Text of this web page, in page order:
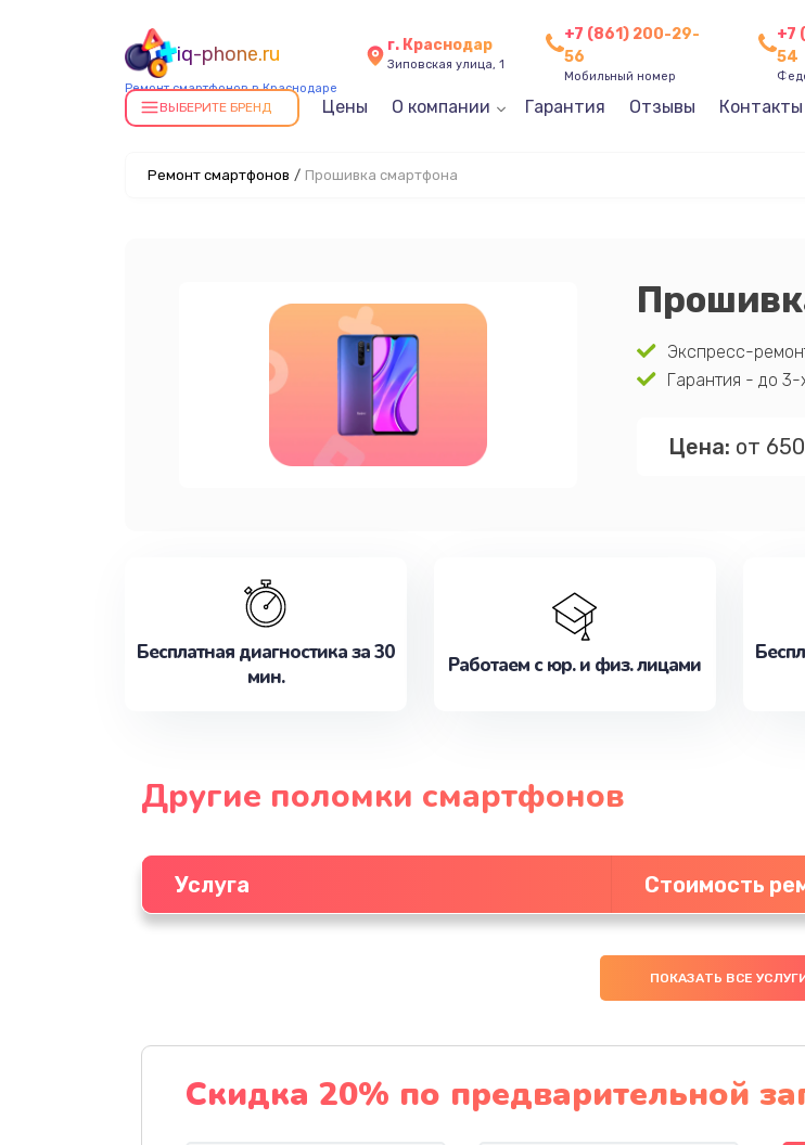
iq-phone.ru
Ремонт смартфонов в Краснодаре
г. Краснодар
Зиповская улица, 1
+7 (861) 200-29-
56
Мобильный номер
+7
54
ВЫБЕРИТЕ БРЕНД Цены О компании Гарантия Отзывы Контакты
Ремонт смартфонов / Прошивка смартфона
Экспресс-
Гарантия - до 3-
Цена: от
Бесплатная диагностика за 30
мин.
Работаем с юр. и физ. лицами
Другие поломки смартфонов
Услуга Стоимость
ПОКАЗАТЬ ВСЕ
Скидка 20% по предварительной